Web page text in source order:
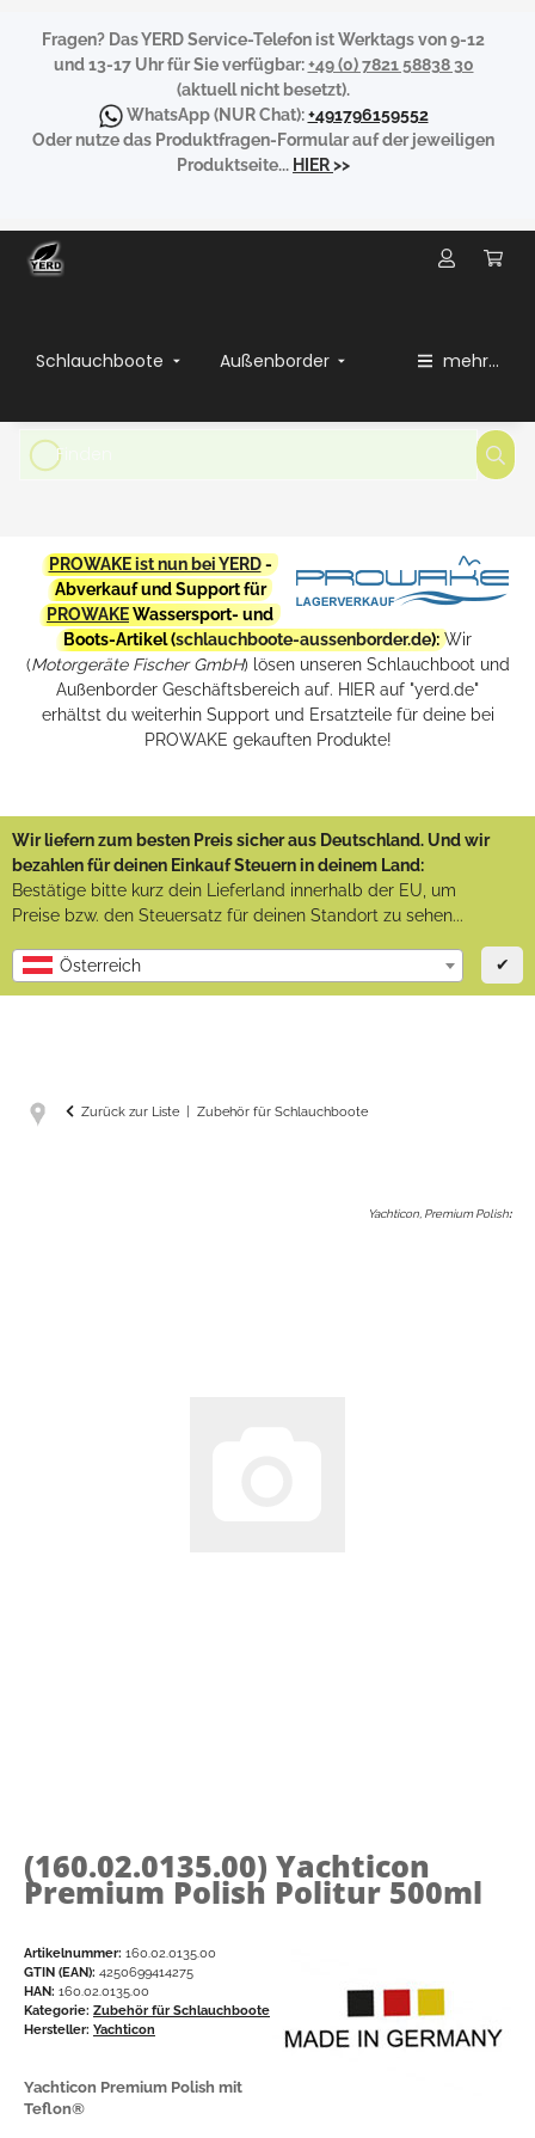
Fragen? Das YERD Service-Telefon ist Werktags von 9-12
und 13-17 Uhr für Sie verfügbar:+49 (0) 7821 58838 30
(aktuell nicht besetzt).
WhatsApp(NUR Chat):+491796159552
Oder nutze das Produktfragen-Formular auf der jeweiligen
Produktseite... HIER>>
Schlauchboote Außenborder mehr...
PROWAKE ist nun bei YERD-
Abverkauf und Support für
PROWAKEWassersport- und
Boots-Artikel (schlauchboote-aussenborder.de): Wir
(Motorgeräte Fischer GmbH) lösen unseren Schlauchboot und
Außenborder Geschäftsbereich auf. HIER auf "yerd.de"
erhältst du weiterhin Support und Ersatzteile für deine bei
PROWAKE gekauften Produkte!
Wir liefern zum besten Preis sicher aus Deutschland. Und wir
bezahlen für deinen Einkauf Steuern in deinem Land:
Bestätige bitte kurz dein Lieferland innerhalb der EU, um
Preise bzw. den Steuersatz für deinen Standort zu sehen...
Österreich ✔
Zurück zur Liste Zubehör für Schlauchboote
Yachticon, Premium Polish:
(160.02.0135.00) Yachticon
Premium Polish Politur 500ml
Artikelnummer: 160.02.0135.00
GTIN (EAN): 4250699414275
HAN: 160.02.0135.00
Kategorie: Zubehör für Schlauchboote
Hersteller: Yachticon
Yachticon Premium Polish mit
Teflon®